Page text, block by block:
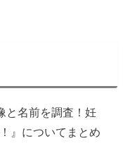
と名前を調査！妊
』についてまとめ